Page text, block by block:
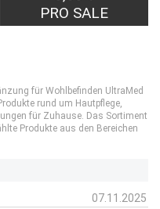
PRO SALE
für Wohlbefinden UltraMed
rund um Hautpflege,
für Zuhause. Das Sortiment
Produkte aus den Bereichen
07.11.2025